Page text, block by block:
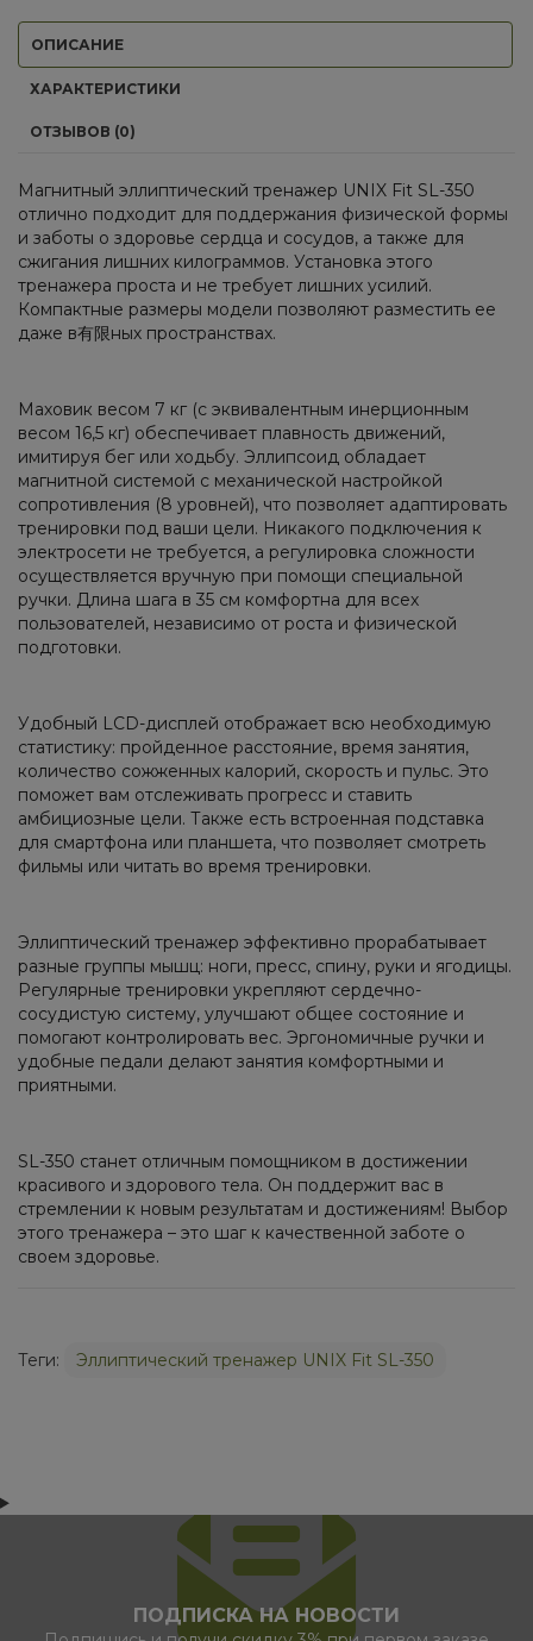
ОПИСАНИЕ
ХАРАКТЕРИСТИКИ
ОТЗЫВОВ (0)
Магнитный эллиптический тренажер UNIX Fit SL-350
отлично подходит для поддержания физической формы
и заботы о здоровье сердца и сосудов, а также для
сжигания лишних килограммов. Установка этого
тренажера проста и не требует лишних усилий.
Компактные размеры модели позволяют разместить ее
даже в有限ных пространствах.
Маховик весом 7 кг (с эквивалентным инерционным
весом 16,5 кг) обеспечивает плавность движений,
имитируя бег или ходьбу. Эллипсоид обладает
магнитной системой с механической настройкой
сопротивления (8 уровней), что позволяет адаптировать
тренировки под ваши цели. Никакого подключения к
электросети не требуется, а регулировка сложности
осуществляется вручную при помощи специальной
ручки. Длина шага в 35 см комфортна для всех
пользователей, независимо от роста и физической
подготовки.
Удобный LCD-дисплей отображает всю необходимую
статистику: пройденное расстояние, время занятия,
количество сожженных калорий, скорость и пульс. Это
поможет вам отслеживать прогресс и ставить
амбициозные цели. Также есть встроенная подставка
для смартфона или планшета, что позволяет смотреть
фильмы или читать во время тренировки.
Эллиптический тренажер эффективно прорабатывает
разные группы мышц: ноги, пресс, спину, руки и ягодицы.
Регулярные тренировки укрепляют сердечно-
сосудистую систему, улучшают общее состояние и
помогают контролировать вес. Эргономичные ручки и
удобные педали делают занятия комфортными и
приятными.
SL-350 станет отличным помощником в достижении
красивого и здорового тела. Он поддержит вас в
стремлении к новым результатам и достижениям! Выбор
этого тренажера – это шаг к качественной заботе о
своем здоровье.
Теги: Эллиптический тренажер UNIX Fit SL-350
ПОДПИСКА НА НОВОСТИ